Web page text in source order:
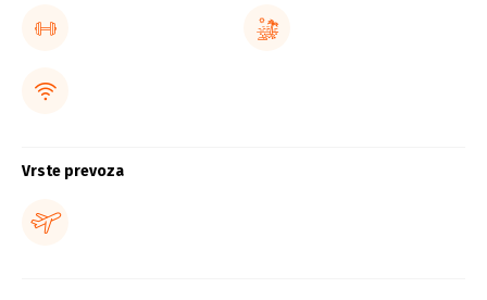
Vrste prevoza